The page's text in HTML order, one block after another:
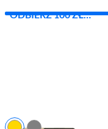
ODBIERZ 100 ZŁ